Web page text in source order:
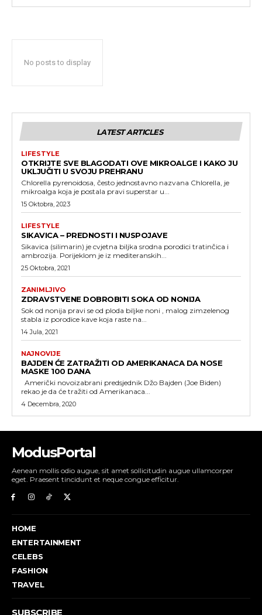
No posts to display
LATEST ARTICLES
LIFESTYLE
OTKRIJTE SVE BLAGODATI OVE MIKROALGE I KAKO JU
UKLJUČITI U SVOJU PREHRANU
Chlorella pyrenoidosa, često jednostavno nazvana Chlorella, je
mikroalga koja je postala pravi superstar u...
15 Oktobra, 2023
LIFESTYLE
SIKAVICA – PREDNOSTI I NUSPOJAVE
Sikavica (silimarin) je cvjetna biljka srodna porodici tratinčica i
ambrozija. Porijeklom je iz mediteranskih...
25 Oktobra, 2021
ZANIMLJIVO
ZDRAVSTVENE DOBROBITI SOKA OD NONIJA
Sok od nonija pravi se od ploda biljke noni , malog zimzelenog
stabla iz porodice kave koja raste na...
14 Jula, 2021
NAJNOVIJE
BAJDEN ĆE ZATRAŽITI OD AMERIKANACA DA NOSE
MASKE 100 DANA
rekao je da će tražiti od Amerikanaca...
4 Decembra, 2020
ModusPortal
Aenean mollis odio augue, sit amet sollicitudin augue ullamcorper
eget. Praesent tincidunt et neque congue efficitur.
HOME
ENTERTAINMENT
CELEBS
FASHION
TRAVEL
SUBSCRIBE